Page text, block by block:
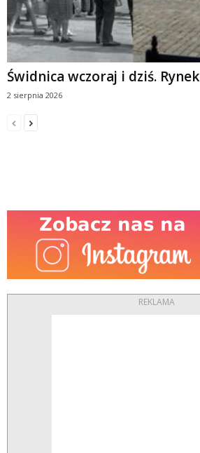
Świdnica wczoraj i dziś. Rynek
2 sierpnia 2026
REKLAMA